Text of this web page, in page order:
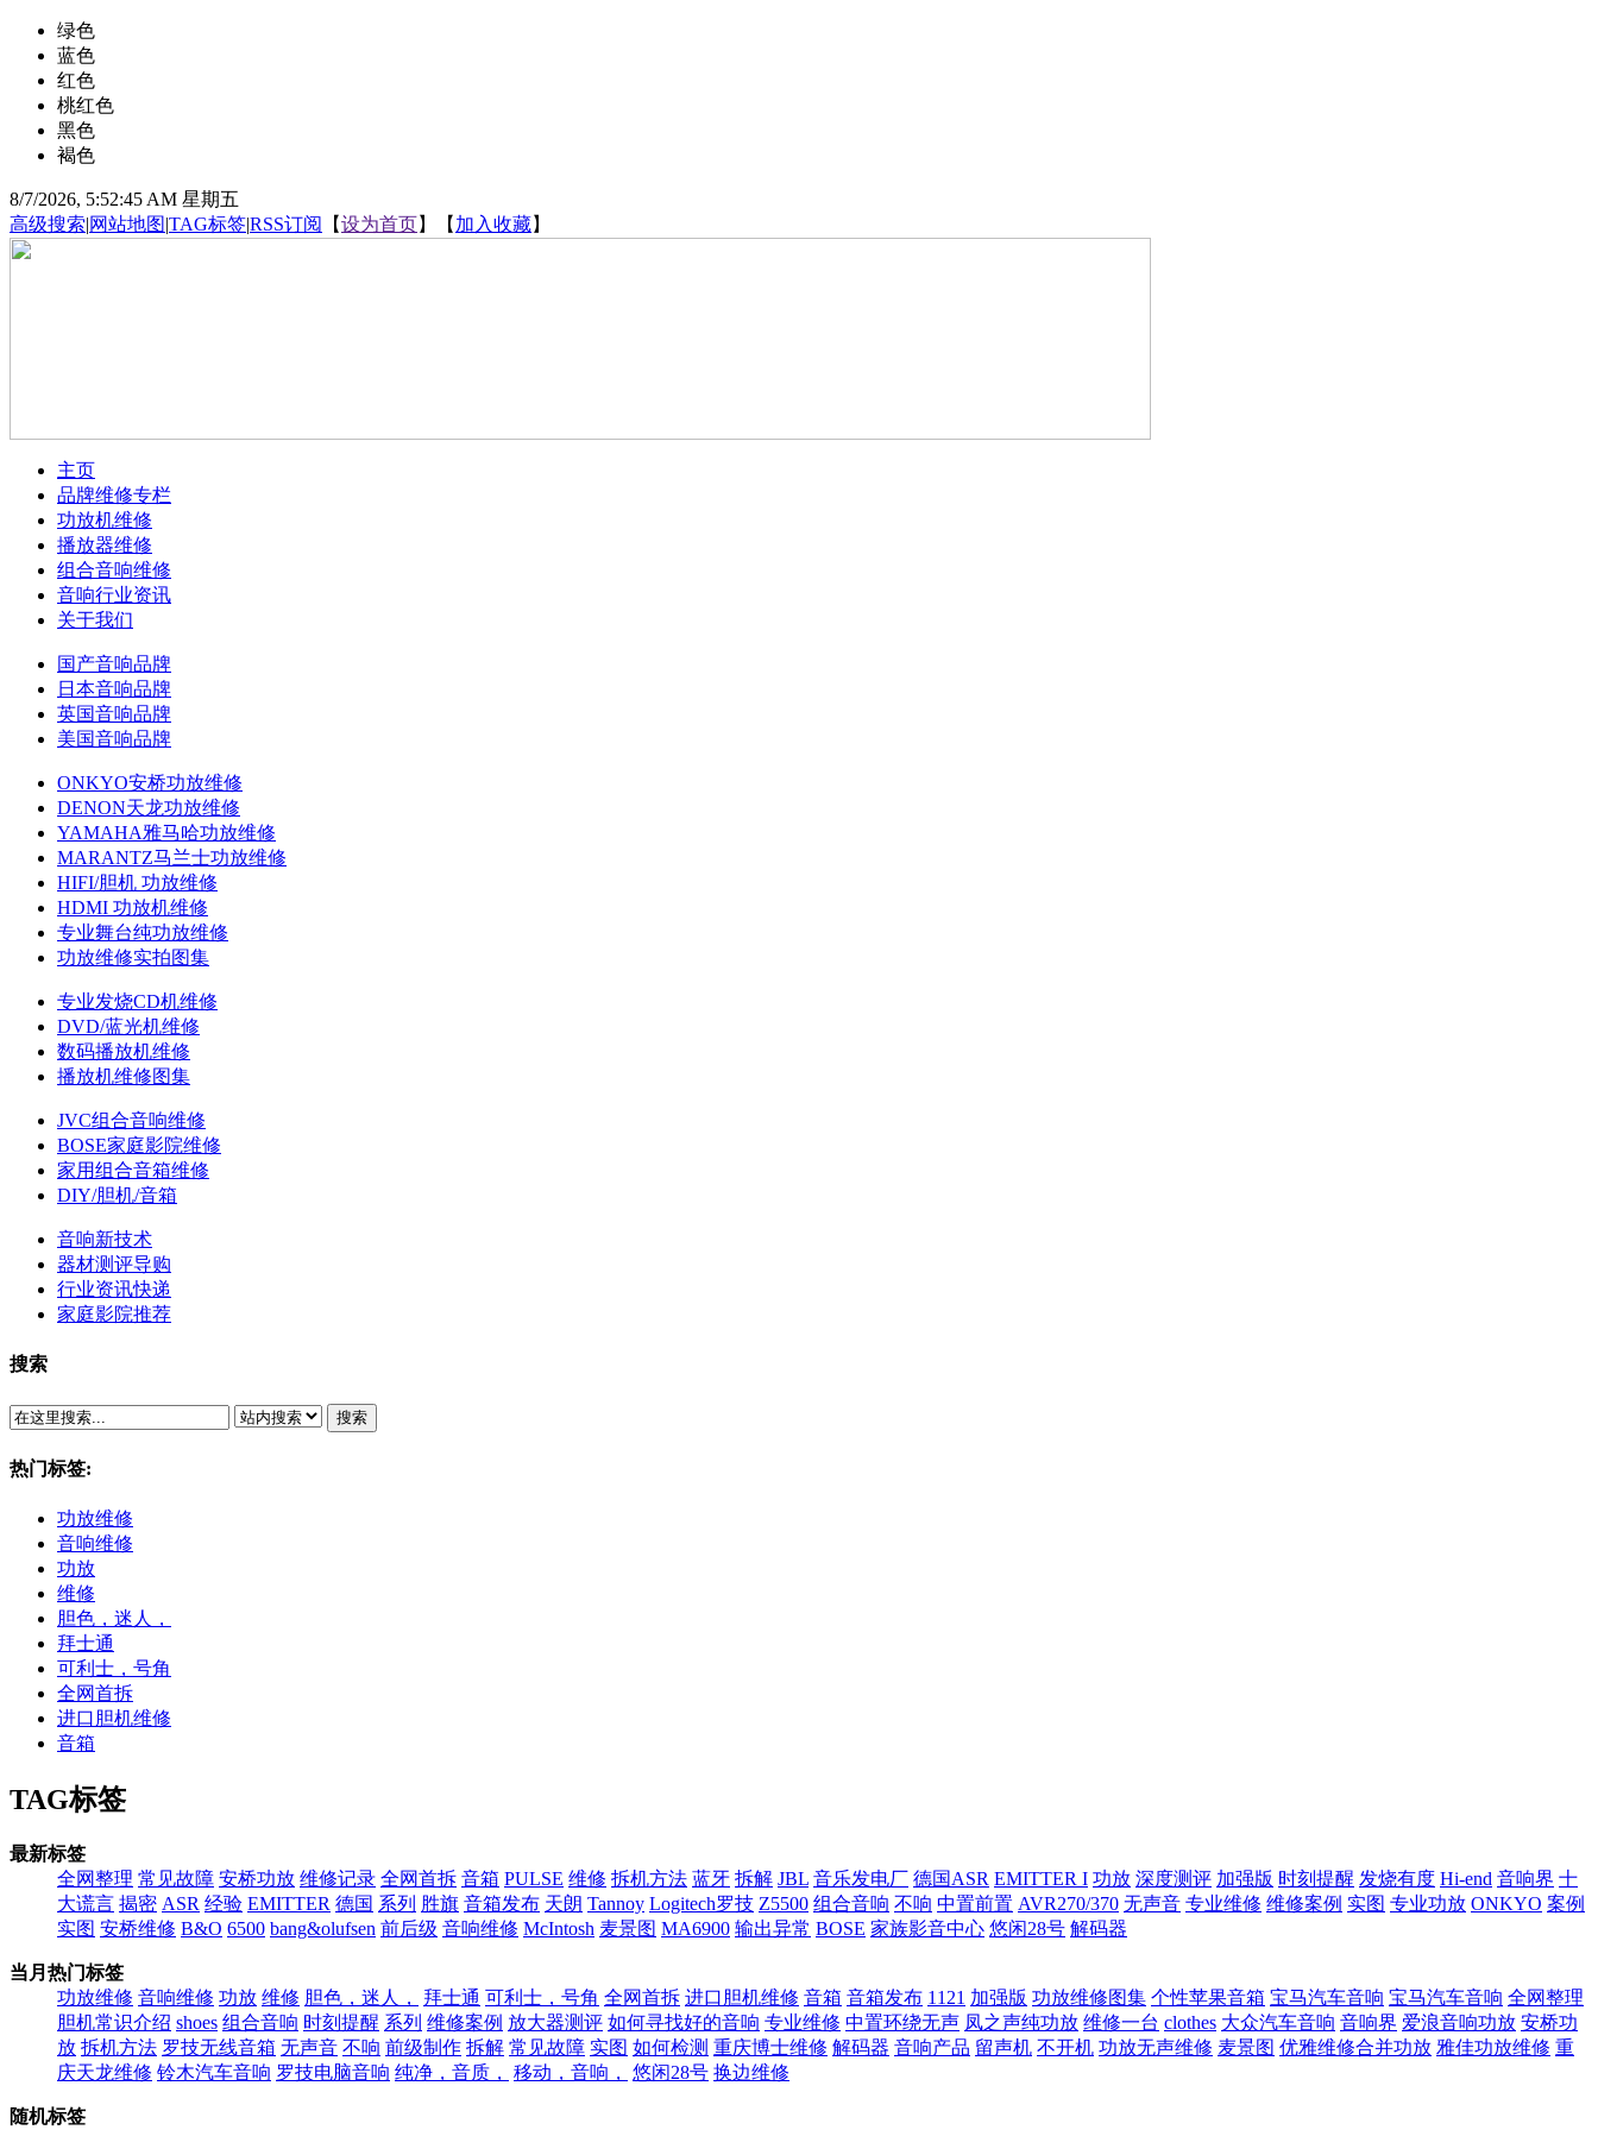
绿色
蓝色
红色
桃红色
黑色
褐色
8/7/2026, 5:52:45 AM 星期五
高级搜索|网站地图|TAG标签|RSS订阅 【设为首页】【 加入收藏】
主页
品牌维修专栏
功放机维修
播放器维修
组合音响维修
音响行业资讯
关于我们
国产音响品牌
日本音响品牌
英国音响品牌
美国音响品牌
ONKYO安桥功放维修
DENON天龙功放维修
YAMAHA雅马哈功放维修
MARANTZ马兰士功放维修
HIFI/胆机 功放维修
HDMI 功放机维修
专业舞台纯功放维修
功放维修实拍图集
专业发烧CD机维修
DVD/蓝光机维修
数码播放机维修
播放机维修图集
JVC组合音响维修
BOSE家庭影院维修
家用组合音箱维修
DIY/胆机/音箱
音响新技术
器材测评导购
行业资讯快递
家庭影院推荐
搜索
搜索
热门标签:
功放维修
音响维修
功放
维修
胆色，迷人，
拜士通
可利士，号角
全网首拆
进口胆机维修
音箱
TAG标签
最新标签
全网整理 常见故障 安桥功放 维修记录 全网首拆 音箱 PULSE 维修 拆机方法 蓝牙 拆解 JBL 音乐发电厂 德国ASR EMITTER I 功放 深度测评 加强版 时刻提醒 发烧有度 Hi-end 音响界 十
大谎言 揭密 ASR 经验 EMITTER 德国 系列 胜旗 音箱发布 天朗 Tannoy Logitech罗技 Z5500 组合音响 不响 中置前置 AVR270/370 无声音 专业维修 维修案例 实图 专业功放 ONKYO 案例
实图 安桥维修 B&O 6500 bang&olufsen 前后级 音响维修 McIntosh 麦景图 MA6900 输出异常 BOSE 家族影音中心 悠闲28号 解码器
当月热门标签
功放维修 音响维修 功放 维修 胆色，迷人， 拜士通 可利士，号角 全网首拆 进口胆机维修 音箱 音箱发布 1121 加强版 功放维修图集 个性苹果音箱 宝马汽车音响 宝马汽车音响 全网整理
胆机常识介绍 shoes 组合音响 时刻提醒 系列 维修案例 放大器测评 如何寻找好的音响 专业维修 中置环绕无声 凤之声纯功放 维修一台 clothes 大众汽车音响 音响界 爱浪音响功放 安桥功
放 拆机方法 罗技无线音箱 无声音 不响 前级制作 拆解 常见故障 实图 如何检测 重庆博士维修 解码器 音响产品 留声机 不开机 功放无声维修 麦景图 优雅维修合并功放 雅佳功放维修 重
庆天龙维修 铃木汽车音响 罗技电脑音响 纯净，音质， 移动，音响， 悠闲28号 换边维修
随机标签